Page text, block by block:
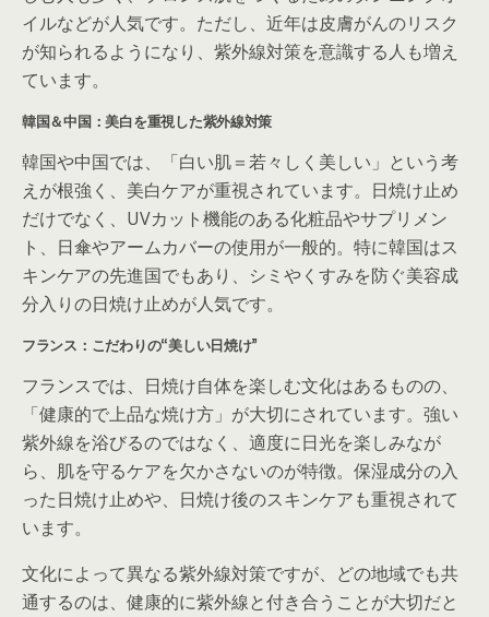
イルなどが人気です。ただし、近年は皮膚がんのリスク
が知られるようになり、紫外線対策を意識する人も増え
ています。
韓国＆中国：美白を重視した紫外線対策
韓国や中国では、「白い肌＝若々しく美しい」という考
えが根強く、美白ケアが重視されています。日焼け止め
だけでなく、UVカット機能のある化粧品やサプリメン
ト、日傘やアームカバーの使用が一般的。特に韓国はス
キンケアの先進国でもあり、シミやくすみを防ぐ美容成
分入りの日焼け止めが人気です。
フランス：こだわりの“美しい日焼け”
フランスでは、日焼け自体を楽しむ文化はあるものの、
「健康的で上品な焼け方」が大切にされています。強い
紫外線を浴びるのではなく、適度に日光を楽しみなが
ら、肌を守るケアを欠かさないのが特徴。保湿成分の入
った日焼け止めや、日焼け後のスキンケアも重視されて
います。
文化によって異なる紫外線対策ですが、どの地域でも共
通するのは、健康的に紫外線と付き合うことが大切だと